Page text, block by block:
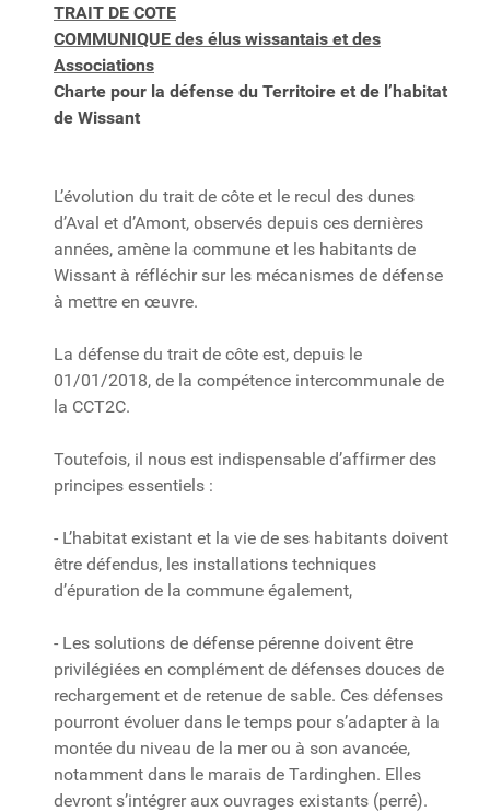
TRAIT DE COTE
COMMUNIQUE des élus wissantais et des
Associations
Charte pour la défense du Territoire et de l’habitat
de Wissant
L’évolution du trait de côte et le recul des dunes
d’Aval et d’Amont, observés depuis ces dernières
années, amène la commune et les habitants de
Wissant à réfléchir sur les mécanismes de défense
à mettre en œuvre.
La défense du trait de côte est, depuis le
01/01/2018, de la compétence intercommunale de
la CCT2C.
Toutefois, il nous est indispensable d’affirmer des
principes essentiels :
- L’habitat existant et la vie de ses habitants doivent
être défendus, les installations techniques
d’épuration de la commune également,
- Les solutions de défense pérenne doivent être
privilégiées en complément de défenses douces de
rechargement et de retenue de sable. Ces défenses
pourront évoluer dans le temps pour s’adapter à la
montée du niveau de la mer ou à son avancée,
notamment dans le marais de Tardinghen. Elles
devront s’intégrer aux ouvrages existants (perré).